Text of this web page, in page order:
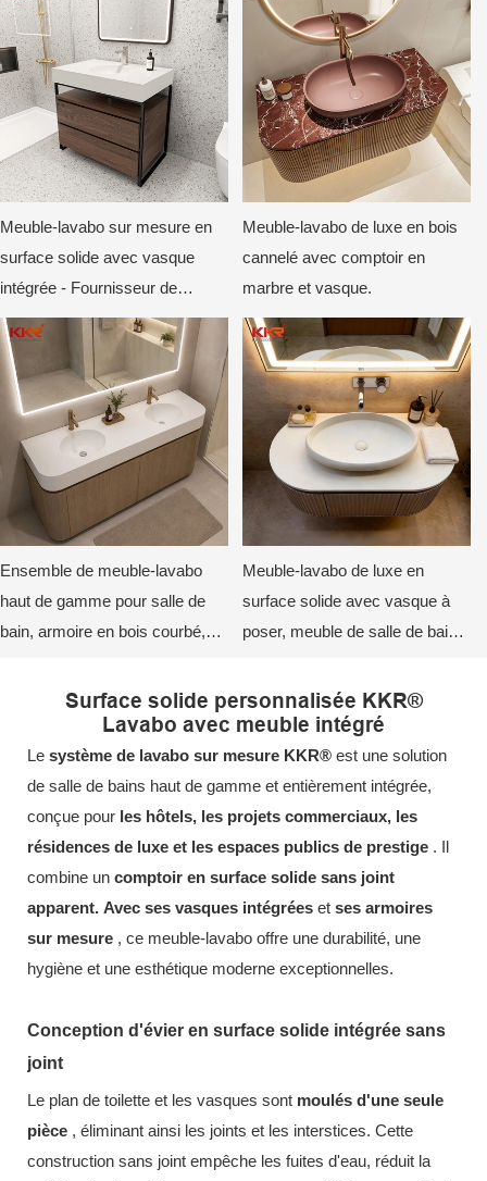
Meuble-lavabo sur mesure en
surface solide avec vasque
intégrée - Fournisseur de
meubles-lavabos pour hôtels de
luxe
Meuble-lavabo de luxe en bois
cannelé avec comptoir en
marbre et vasque.
Ensemble de meuble-lavabo
haut de gamme pour salle de
bain, armoire en bois courbé,
miroir rétroéclairé par LED
Meuble-lavabo de luxe en
surface solide avec vasque à
poser, meuble de salle de bain
hôtels
Surface solide personnalisée KKR®
Lavabo avec meuble intégré
Le système de lavabo sur mesure KKR® est une solution
de salle de bains haut de gamme et entièrement intégrée,
conçue pour les hôtels, les projets commerciaux, les
résidences de luxe et les espaces publics de prestige . Il
combine un comptoir en surface solide sans joint
apparent. Avec ses vasques intégrées et ses armoires
sur mesure , ce meuble-lavabo offre une durabilité, une
hygiène et une esthétique moderne exceptionnelles.
Conception d'évier en surface solide intégrée sans
joint
Le plan de toilette et les vasques sont moulés d'une seule
pièce , éliminant ainsi les joints et les interstices. Cette
construction sans joint empêche les fuites d'eau, réduit la